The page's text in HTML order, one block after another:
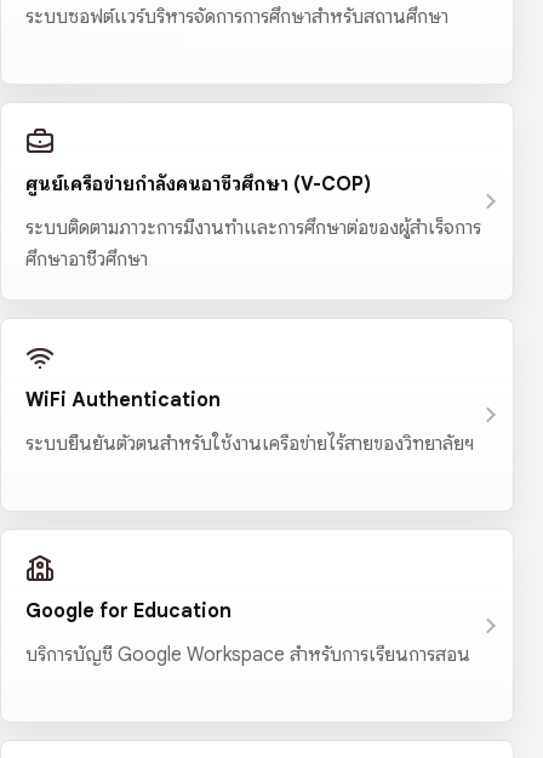
ระบบซอฟต์แวร์บริหารจัดการการศึกษาสำหรับสถานศึกษา
ศูนย์เครือข่ายกำลังคนอาชีวศึกษา (V-COP)
ระบบติดตามภาวะการมีงานทำและการศึกษาต่อของผู้สำเร็จการ
ศึกษาอาชีวศึกษา
WiFi Authentication
ระบบยืนยันตัวตนสำหรับใช้งานเครือข่ายไร้สายของวิทยาลัยฯ
Google for Education
บริการบัญชี Google Workspace สำหรับการเรียนการสอน